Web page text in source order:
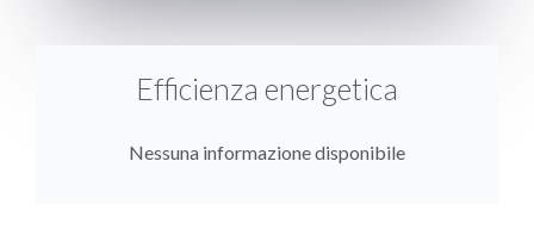
Efficienza energetica
Nessuna informazione disponibile